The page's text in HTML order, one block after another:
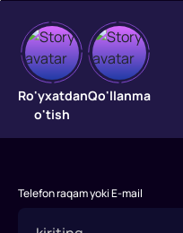
Qanotlar
parvozi
"Qanotlar
1986-
Ro'yxatdan
o'tish
Qo'llanma
Telefon raqam yoki E-mail